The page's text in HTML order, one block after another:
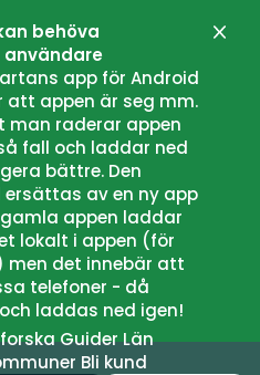
behöva
app för Android
appen är seg mm.
man raderar appen
fall och laddar ned
bättre. Den
av en ny app
appen laddar
lokalt i appen (för
det innebär att
telefoner - då
laddas ned igen!
GuiderLän
Bli kund